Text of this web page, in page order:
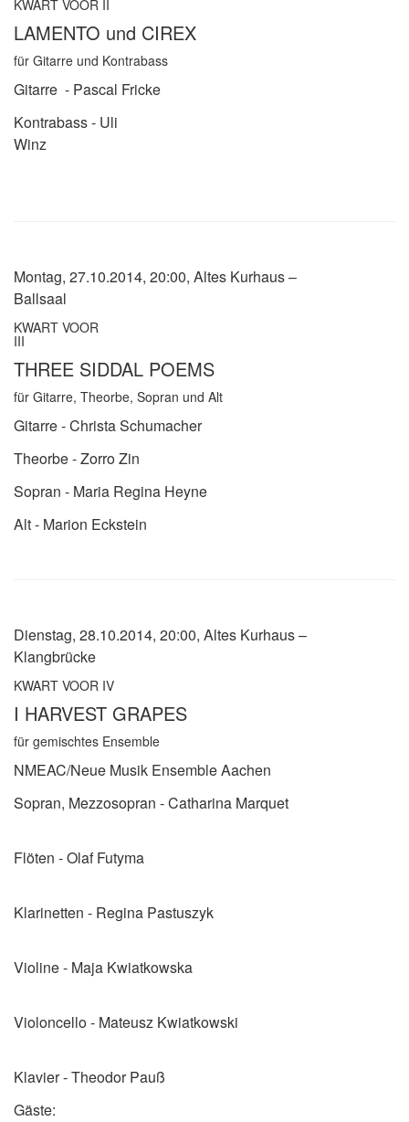
KWART VOOR II
LAMENTO und CIREX
für Gitarre und Kontrabass
Gitarre - Pascal Fricke
Kontrabass - Uli
Winz
Montag, 27.10.2014, 20:00, Altes Kurhaus –
Ballsaal
KWART VOOR
III
THREE SIDDAL POEMS
für Gitarre, Theorbe, Sopran und Alt
Gitarre - Christa Schumacher
Theorbe - Zorro Zin
Sopran - Maria Regina Heyne
Alt - Marion Eckstein
Dienstag, 28.10.2014, 20:00, Altes Kurhaus –
Klangbrücke
KWART VOOR IV
I HARVEST GRAPES
für gemischtes Ensemble
NMEAC/Neue Musik Ensemble Aachen
Sopran, Mezzosopran - Catharina Marquet
Flöten - Olaf Futyma
Klarinetten - Regina Pastuszyk
Violine - Maja Kwiatkowska
Violoncello - Mateusz Kwiatkowski
Klavier - Theodor Pauß
Gäste: